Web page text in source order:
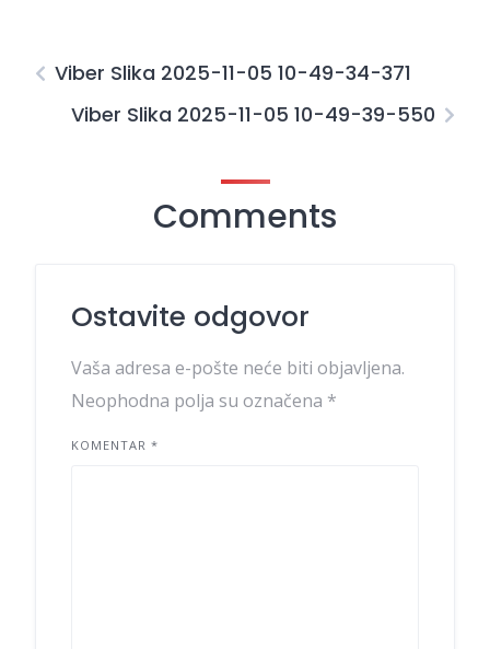
Viber Slika 2025-11-05 10-49-34-371
Viber Slika 2025-11-05 10-49-39-550
Comments
Ostavite odgovor
Vaša adresa e-pošte neće biti objavljena.
Neophodna polja su označena *
KOMENTAR *